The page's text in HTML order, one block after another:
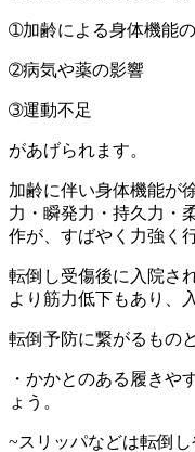
➀加齢による身体機能
➁病気や薬の影響
➂運動不足
があげられます。
加齢に伴い身体機能が
力・瞬発力・持久力・
作が、すばやく力強く
転倒し受傷後に入院さ
より筋力低下もあり、
転倒予防に繋がるもの
・かかとのある履きや
ょう。
~スリッパなどは転倒